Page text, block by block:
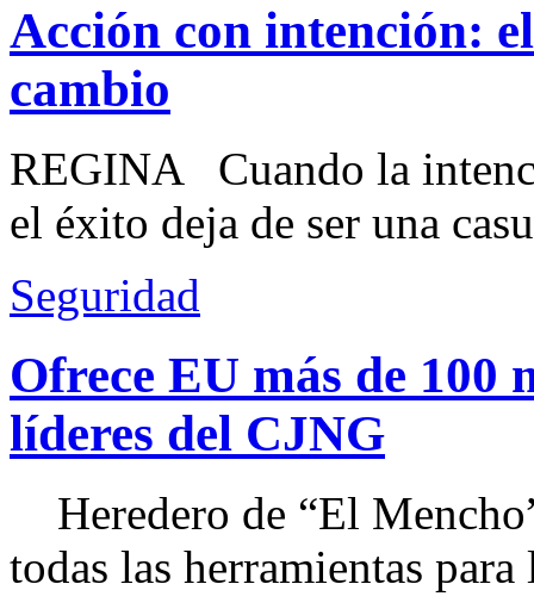
Acción con intención:
cambio
REGINA Cuando la
el éxito deja de ser una
Seguridad
Ofrece EU más de 100
líderes del CJNG
Heredero de “El
todas las herramientas